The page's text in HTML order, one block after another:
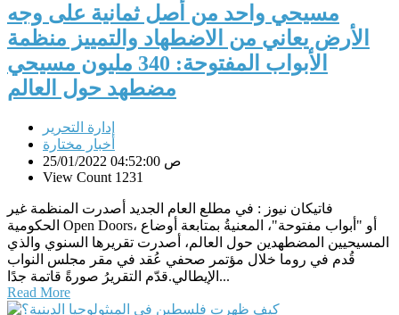
مسيحي واحد من أصل ثمانية على وجه
الأرض يعاني من الاضطهاد والتمييز منظمة
الأبواب المفتوحة: 340 مليون مسيحي
مضطهد حول العالم
إدارة التحرير
أخبار مختارة
25/01/2022 04:52:00 ص
View Count 1231
فاتيكان نيوز : في مطلع العام الجديد أصدرت المنظمة غير
الحكومية Open Doors، أو "أبواب مفتوحة"، المعنيةُ بمتابعة أوضاع
المسيحيين المضطهدين حول العالم، أصدرت تقريرها السنوي والذي
قُدم في روما خلال مؤتمر صحفي عُقد في مقر مجلس النواب
الإيطالي.قدّم التقريرُ صورةً قاتمة جدًا...
Read More